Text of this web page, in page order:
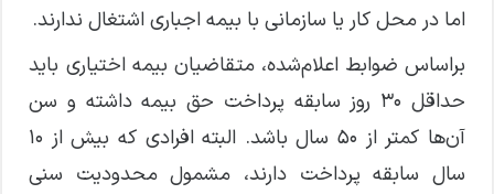
اما در محل کار یا سازمانی با بیمه اجباری اشتغال ندارند.
براساس ضوابط اعلام‌شده، متقاضیان بیمه اختیاری باید
حداقل ۳۰ روز سابقه پرداخت حق بیمه داشته و سن
آن‌ها کمتر از ۵۰ سال باشد. البته افرادی که بیش از ۱۰
سال سابقه پرداخت دارند، مشمول محدودیت سنی